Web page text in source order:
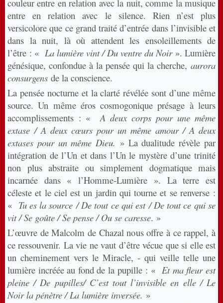
couleur entre en relation avec la nuit, comme la musique
entre en relation avec le silence. Rien n’est plus
versicolore que ce grand traité d’entrée dans l’invisible et
dans la nuit, là où attendent les ensoleillements de
l’être : « La lumière vint / Du ventre du Noir ». Lumière
génésique, confondue à la pensée qui la cherche, aurora
consurgens de la conscience.
La pensée nocturne et la clarté révélée sont d’une même
source. Un même éros cosmogonique présage à leurs
accomplissements : «A deux corps pour une même
extase / A deux cœurs pour un même amour / A deux
extases pour un même Dieu. » La dualitude révèle par
intégration de l’Un et dans l’Un le mystère d’une trinité
non plus abstraite ou simplement dogmatique mais
incarnée dans « l’Homme-Lumière ». La terre est
céleste et le ciel est un jardin qui tourne et se renverse :
« Tu es la source / De tout ce qui est / De tout ce qui se
vit / Se goûte / Se pense / Ou se caresse. »
L’œuvre de Malcolm de Chazal nous offre à ce rappel, à
ce ressouvenir. La vie ne vaut d’être vécue que si elle est
un cheminement vers le Miracle, - qui veille telle une
lumière incréée au fond de la pupille : «Et ma fleur est
pleine / De pupilles/ C’est tout l’invisible en elle / Le
Noir la pénètre / La lumière inversée. »